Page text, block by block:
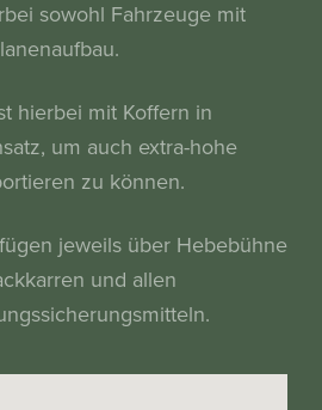
sowohl Fahrzeuge mit
hierbei mit Koffern in
um auch extra-hohe
zu können.
jeweils über Hebebühne
und allen